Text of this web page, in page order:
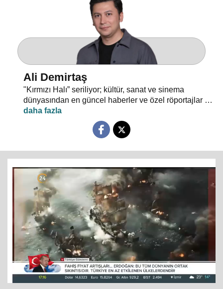
Ali Demirtaş
"Kırmızı Halı” seriliyor; kültür, sanat ve sinema
dünyasından en güncel haberler ve özel röportajlar 24
TV ekranından evlerinize konuk oluyor.